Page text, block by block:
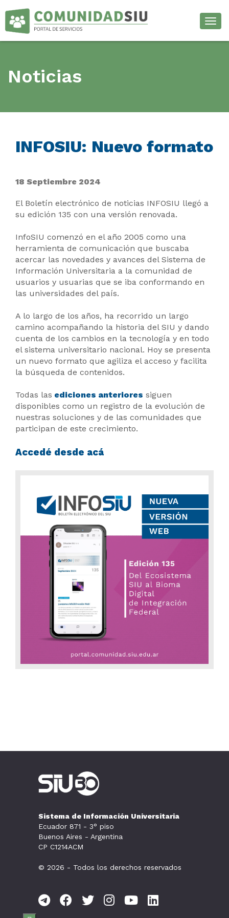
Noticias
INFOSIU: Nuevo formato
18 Septiembre 2024
El Boletín electrónico de noticias INFOSIU llegó a
su edición 135 con una versión renovada.
InfoSIU comenzó en el año 2005 como una
herramienta de comunicación que buscaba
acercar las novedades y avances del Sistema de
Información Universitaria a la comunidad de
usuarios y usuarias que se iba conformando en
las universidades del país.
A lo largo de los años, ha recorrido un largo
camino acompañando la historia del SIU y dando
cuenta de los cambios en la tecnología y en todo
el sistema universitario nacional. Hoy se presenta
un nuevo formato que agiliza el acceso y facilita
la búsqueda de contenidos.
Todas las ediciones anteriores siguen
disponibles como un registro de la evolución de
nuestras soluciones y de las comunidades que
participan de este crecimiento.
Accedé desde acá
Sistema de Información Universitaria
Ecuador 871 - 3° piso
Buenos Aires - Argentina
CP C1214ACM
© 2026 - Todos los derechos reservados